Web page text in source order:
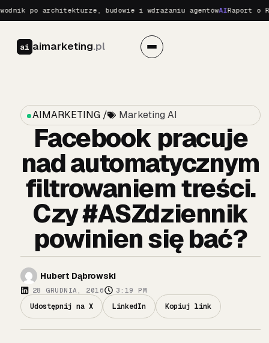
po architekturze, budowie i wdrażaniu agentówAIRaport o
ai aimarketing.pl
AIMARKETING / Marketing AI
Facebook pracuje
nad automatycznym
filtrowaniem treści.
Czy #ASZdziennik
powinien się bać?
Hubert Dąbrowski
28 GRUDNIA, 2016 3:19 PM
Udostępnij na X LinkedIn Kopiuj link